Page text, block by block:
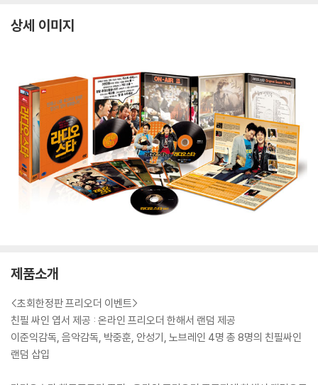
상세 이미지
제품소개
<초회한정판 프리오더 이벤트>
친필 싸인 엽서 제공 : 온라인 프리오더 한해서 랜덤 제공
이준익감독, 음악감독, 박중훈, 안성기, 노브레인 4명 총 8명의 친필싸인
랜덤 삽입